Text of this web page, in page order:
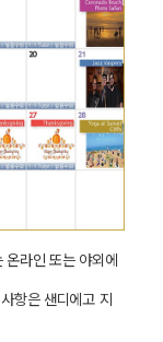
라인 또는 야외에
항은 샌디에고 지